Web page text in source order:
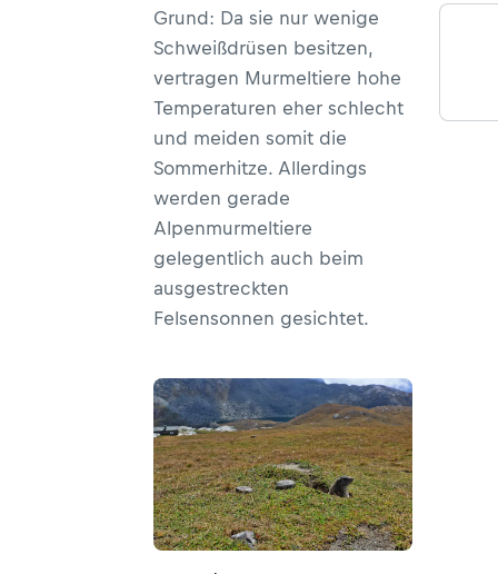
Grund: Da sie nur wenige
Schweißdrüsen besitzen,
vertragen Murmeltiere hohe
Temperaturen eher schlecht
und meiden somit die
Sommerhitze. Allerdings
werden gerade
Alpenmurmeltiere
gelegentlich auch beim
ausgestreckten
Felsensonnen gesichtet.